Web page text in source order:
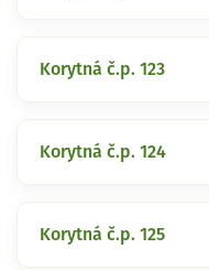
Korytná č.p. 123
Korytná č.p. 124
Korytná č.p. 125